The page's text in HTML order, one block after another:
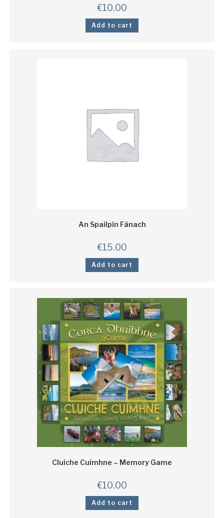
€10.00
Add to cart
An Spailpín Fánach
€15.00
Add to cart
Cluiche Cuimhne – Memory Game
€10.00
Add to cart